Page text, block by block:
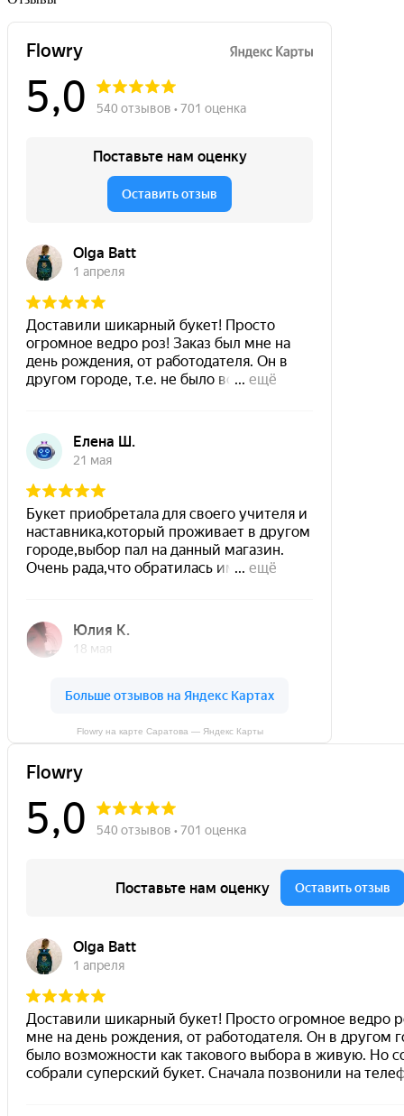
Flowry на карте Саратова — Яндекс Карты